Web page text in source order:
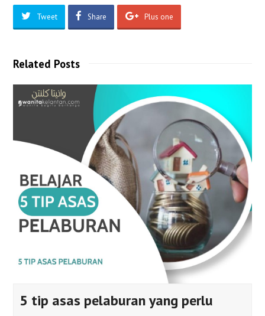
Tweet Share Plus one
Related Posts
5 tip asas pelaburan yang perlu